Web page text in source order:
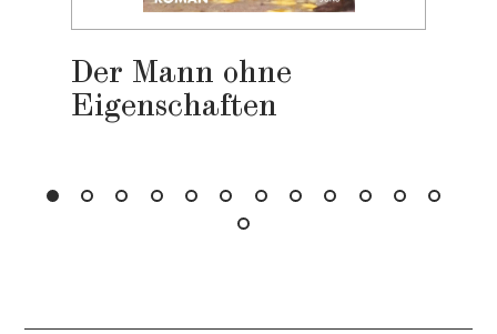
Der Mann ohne
Eigenschaften